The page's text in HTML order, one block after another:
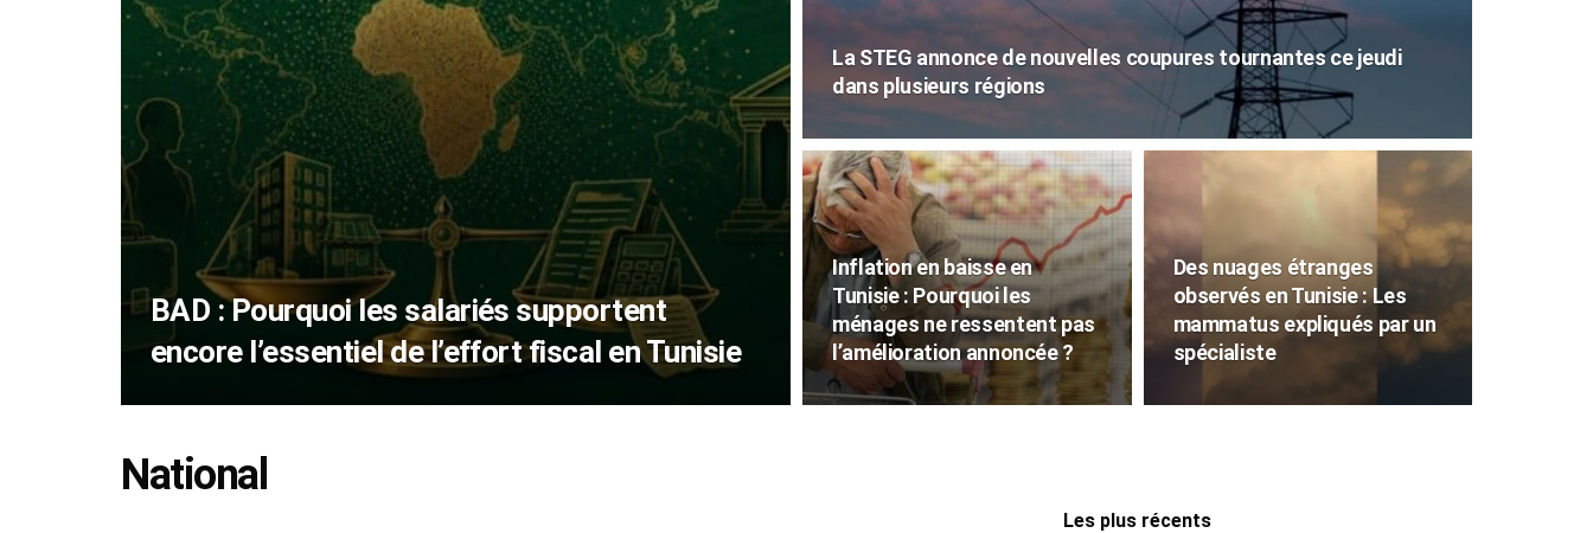
BAD : Pourquoi les salariés supportent
encore l’essentiel de l’effort fiscal en Tunisie
La STEG annonce de nouvelles coupures tournantes ce jeudi
dans plusieurs régions
Inflation en baisse en
Tunisie : Pourquoi les
ménages ne ressentent pas
l’amélioration annoncée ?
Des nuages étranges
observés en Tunisie : Les
mammatus expliqués par un
spécialiste
National
Les plus récents